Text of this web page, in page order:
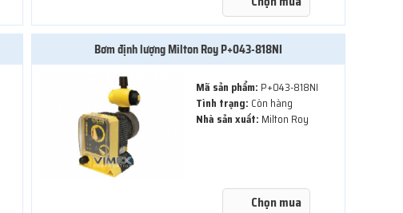
Bơm định lượng Milton Roy P+043-818NI
Mã sản phẩm: P+043-818NI
Tình trạng: Còn hàng
Nhà sản xuất: Milton Roy
Chọn mua